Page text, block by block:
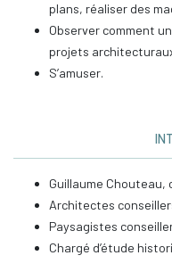
plans, réaliser des
Observer comment
projets
S’amuser.
Guillaume Chouteau,
Architectes
Paysagistes
Chargé d’étude